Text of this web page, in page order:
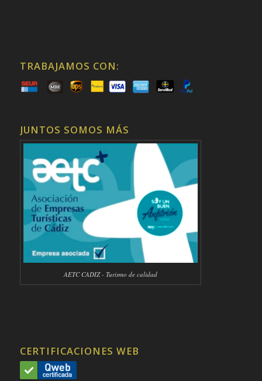
TRABAJAMOS CON:
JUNTOS SOMOS MÁS
AETC CADIZ - Turismo de calidad
CERTIFICACIONES WEB